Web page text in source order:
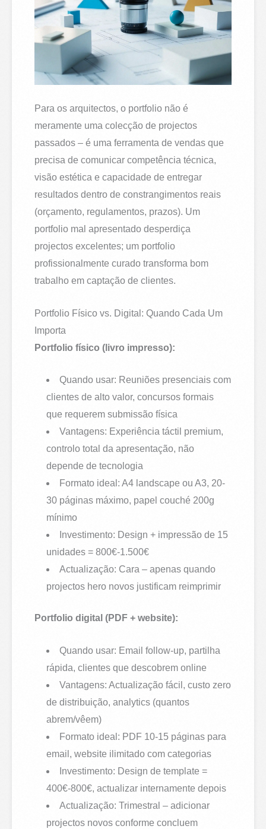
Para os arquitectos, o portfolio não é
meramente uma colecção de projectos
passados – é uma ferramenta de vendas que
precisa de comunicar competência técnica,
visão estética e capacidade de entregar
resultados dentro de constrangimentos reais
(orçamento, regulamentos, prazos). Um
portfolio mal apresentado desperdiça
projectos excelentes; um portfolio
profissionalmente curado transforma bom
trabalho em captação de clientes.
Portfolio Físico vs. Digital: Quando Cada Um
Importa
Portfolio físico (livro impresso):
Quando usar: Reuniões presenciais com
clientes de alto valor, concursos formais
que requerem submissão física
Vantagens: Experiência táctil premium,
controlo total da apresentação, não
depende de tecnologia
Formato ideal: A4 landscape ou A3, 20-
30 páginas máximo, papel couché 200g
mínimo
Investimento: Design + impressão de 15
unidades = 800€-1.500€
Actualização: Cara – apenas quando
projectos hero novos justificam reimprimir
Portfolio digital (PDF + website):
Quando usar: Email follow-up, partilha
rápida, clientes que descobrem online
Vantagens: Actualização fácil, custo zero
de distribuição, analytics (quantos
abrem/vêem)
Formato ideal: PDF 10-15 páginas para
email, website ilimitado com categorias
Investimento: Design de template =
400€-800€, actualizar internamente depois
Actualização: Trimestral – adicionar
projectos novos conforme concluem